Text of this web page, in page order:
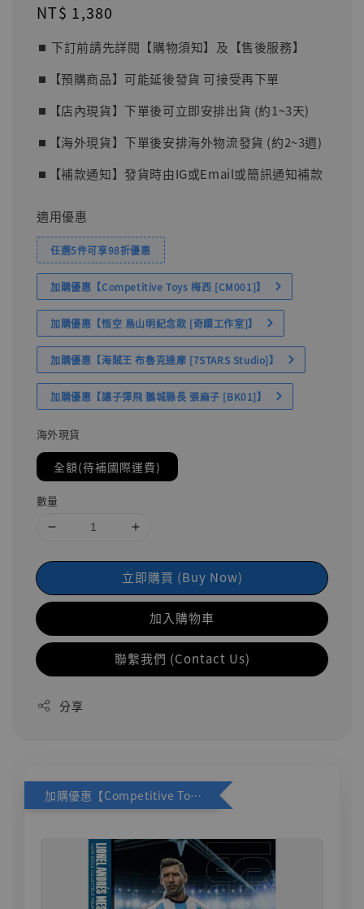
Regular
NT$ 1,380
⏹︎ 下訂前請先詳閱【購物須知】及【售後服務】
⏹︎【預購商品】可能延後發貨 可接受再下單
⏹︎【店內現貨】下單後可立即安排出貨 (約1~3天)
⏹︎【海外現貨】下單後安排海外物流發貨 (約2~3週)
⏹︎【補款通知】發貨時由IG或Email或簡訊通知補款
適用優惠
任選5件可享98折優惠
加購優惠【Competitive Toys 梅西 [CM001]】
加購優惠【悟空 鳥山明紀念款 [奇蹟工作室]】
加購優惠【海賊王 布魯克達摩 [7STARS Studio]】
加購優惠【讓子彈飛 鵝城縣長 張麻子 [BK01]】
海外現貨
全額(待補國際運費)
數量
立即購買 (Buy Now)
加入購物車
聯繫我們 (Contact Us)
分享
加購優惠【Competitive Toys 梅西 [CM001]】